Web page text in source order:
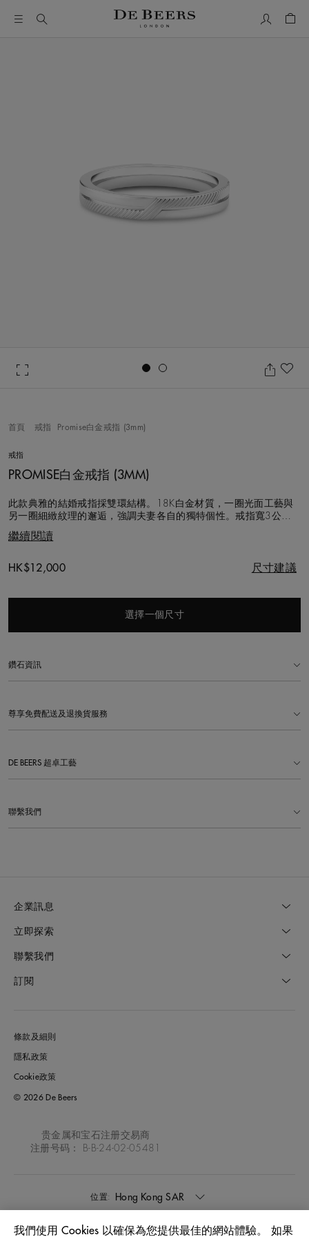
首頁 戒指 Promise白金戒指 (3mm)
戒指
PROMISE白金戒指 (3MM)
此款典雅的結婚戒指採雙環結構。18K白金材質，一圈光面工藝與
另一圈細緻紋理的邂逅，強調夫妻各自的獨特個性。戒指寬3公
繼續閱讀
Original price
HK$12,000 尺寸建議
選擇一個尺寸
鑽石資訊
尊享免費配送及退換貨服務
DE BEERS 超卓工藝
聯繫我們
企業訊息
立即探索
聯繫我們
訂閱
條款及細則
隱私政策
Cookie政策
© 2026 De Beers
贵金属和宝石注册交易商
注册号码： B-B-24-02-05481
位置: Hong Kong SAR
我們使用 Cookies 以確保為您提供最佳的網站體驗。 如果